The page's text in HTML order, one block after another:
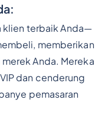
klien terbaik Anda—
memberikan
Anda. Mereka
dan cenderung
pemasaran